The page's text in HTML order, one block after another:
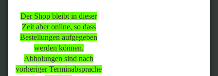
Der Shop bleibt in dieser
Zeit aber online, so dass
Bestellungen aufgegeben
werden können.
Abholungen sind nach
vorheriger Terminabsprache
statt.
Der Shop bleibt in dieser Zeit
aber online, so dass
Bestellungen aufgegeben
werden können.